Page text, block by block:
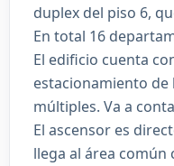
duplex del piso 6,
En total 16
El edificio cuenta
estacionamiento de
múltiples. Va a
El ascensor es
llega al área común